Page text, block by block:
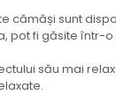
cămăși sunt
pot fi găsite într-
său mai